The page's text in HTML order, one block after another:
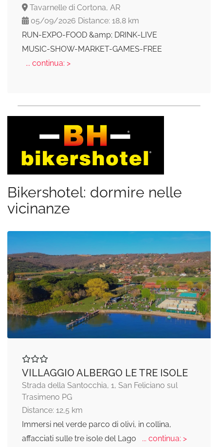
Tavarnelle di Cortona, AR
05/09/2026 Distance: 18,8 km
RUN-EXPO-FOOD &amp; DRINK-LIVE
MUSIC-SHOW-MARKET-GAMES-FREE
... continua: >
Bikershotel: dormire nelle
vicinanze
VILLAGGIO ALBERGO LE TRE ISOLE
Strada della Santocchia, 1, San Feliciano sul
Trasimeno PG
Distance: 12,5 km
Immersi nel verde parco di olivi, in collina,
affacciati sulle tre isole del Lago
... continua: >